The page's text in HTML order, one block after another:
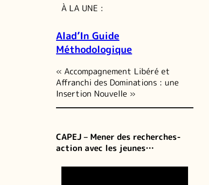
À LA UNE :
Alad’In Guide
Méthodologique
« Accompagnement Libéré et
Affranchi des Dominations : une
Insertion Nouvelle »
CAPEJ – Mener des recherches-
action avec les jeunes…